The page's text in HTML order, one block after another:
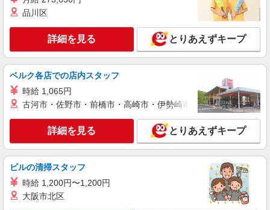
万円支給(規定有) お友達を紹介頂くと, インセンテ
有）★ ゜・。○。・゜+゜・。○。・゜+゜
キープ 詳細を見る
紹介予定派遣
株式会社シエロ
【softbank】の携帯販売スタッフ
時給1400〜1600円（経験・能力による） ※残
業代支給 ★交通費別途支給（規定あり） ゜
+゜・。○。・゜+゜・。○。・゜+゜ 入社祝い金10
万円支給(規定有) お友達を紹介頂くと, インセンテ
ィブ支給(規定有) ★月2回払い・週払い可能（規程
有）★ ゜・。○。・゜+゜・。○。・゜+゜
愛知県稲沢市の携帯ショップ
キープ 詳細を見る
紹介予定派遣
株式会社シエロ
品川区
詳細を見る とりあえずキープ
ベルク各店での店内スタッフ
時給 1,065円
古河市・佐野市・前橋市・高崎市・伊勢崎市・太田市・館林市
詳細を見る とりあえずキープ
ビルの清掃スタッフ
時給 1,200円〜1,200円
大阪市北区